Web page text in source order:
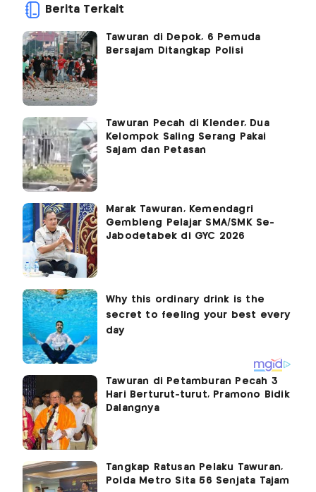
Berita Terkait
Tawuran di Depok, 6 Pemuda
Bersajam Ditangkap Polisi
Tawuran Pecah di Klender, Dua
Kelompok Saling Serang Pakai
Sajam dan Petasan
Marak Tawuran, Kemendagri
Gembleng Pelajar SMA/SMK Se-
Jabodetabek di GYC 2026
Tawuran di Petamburan Pecah 3
Hari Berturut-turut, Pramono Bidik
Dalangnya
Tangkap Ratusan Pelaku Tawuran,
Polda Metro Sita 56 Senjata Tajam